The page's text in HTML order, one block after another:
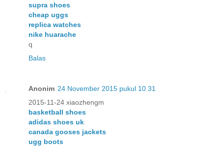
supra shoes
cheap uggs
replica watches
nike huarache
q
Balas
Anonim 24 November 2015 pukul 10.31
2015-11-24 xiaozhengm
basketball shoes
adidas shoes uk
canada gooses jackets
ugg boots